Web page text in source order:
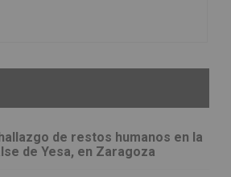
de restos humanos en la
de Yesa, en Zaragoza